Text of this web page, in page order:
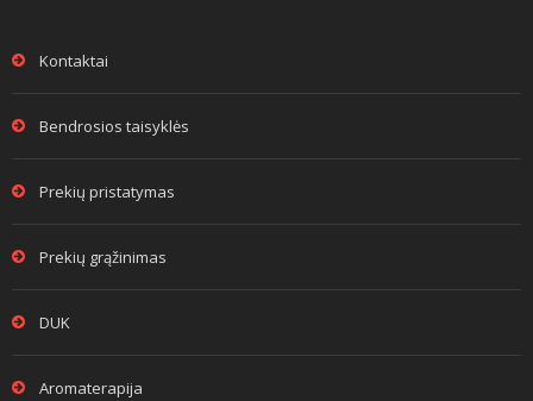
Kontaktai
Bendrosios taisyklės
Prekių pristatymas
Prekių grąžinimas
DUK
Aromaterapija